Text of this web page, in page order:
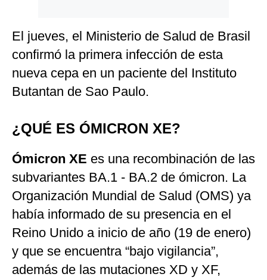
El jueves, el Ministerio de Salud de Brasil
confirmó la primera infección de esta
nueva cepa en un paciente del Instituto
Butantan de Sao Paulo.
¿QUÉ ES ÓMICRON XE?
Ómicron XE es una recombinación de las
subvariantes BA.1 - BA.2 de ómicron. La
Organización Mundial de Salud (OMS) ya
había informado de su presencia en el
Reino Unido a inicio de año (19 de enero)
y que se encuentra “bajo vigilancia”,
además de las mutaciones XD y XF,